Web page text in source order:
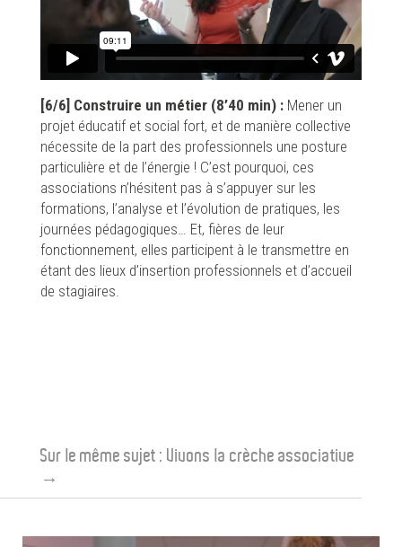
[6/6] Construire un métier (8’40 min) :Mener un
projet éducatif et social fort, et de manière collective
nécessite de la part des professionnels une posture
particulière et de l’énergie ! C’est pourquoi, ces
associations n’hésitent pas à s’appuyer sur les
formations, l’analyse et l’évolution de pratiques, les
journées pédagogiques… Et, fières de leur
fonctionnement, elles participent à le transmettre en
étant des lieux d’insertion professionnels et d’accueil
de stagiaires.
Sur le même sujet : Vivons la crèche associative
→